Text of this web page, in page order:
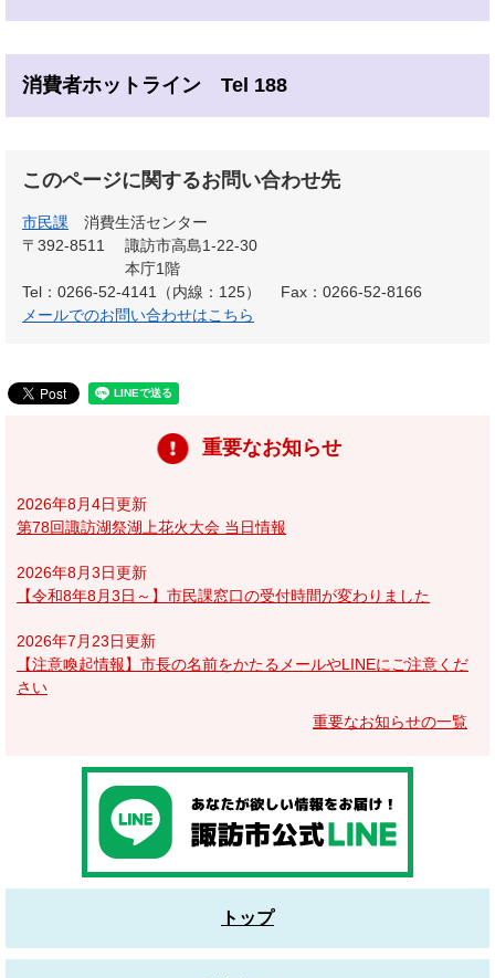
消費者ホットライン Tel 188
このページに関するお問い合わせ先
市民課
消費生活センター
〒392-8511
諏訪市高島1-22-30
本庁1階
Tel：0266-52-4141（内線：125）
Fax：0266-52-8166
メールでのお問い合わせはこちら
重要なお知らせ
2026年8月4日更新
第78回諏訪湖祭湖上花火大会 当日情報
2026年8月3日更新
【令和8年8月3日～】市民課窓口の受付時間が変わりました
2026年7月23日更新
【注意喚起情報】市長の名前をかたるメールやLINEにご注意くだ
さい
重要なお知らせの一覧
トップ